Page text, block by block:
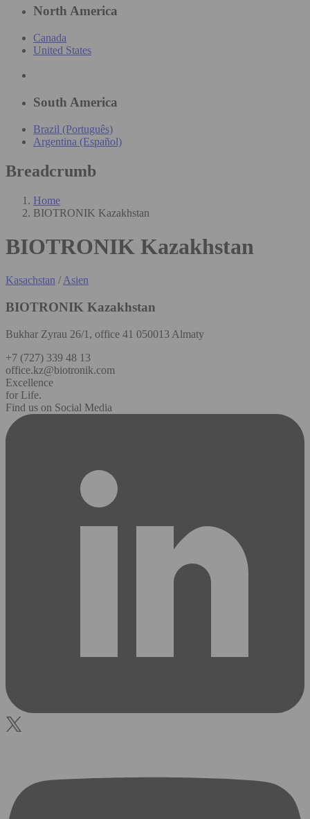
North America
Canada
United States
South America
Brazil (Português)
Argentina (Español)
Breadcrumb
Home
BIOTRONIK Kazakhstan
BIOTRONIK Kazakhstan
Kasachstan /Asien
BIOTRONIK Kazakhstan
Bukhar Zyrau 26/1, office 41 050013 Almaty
+7 (727) 339 48 13
office.kz@biotronik.com
Excellence
for Life.
Find us on Social Media